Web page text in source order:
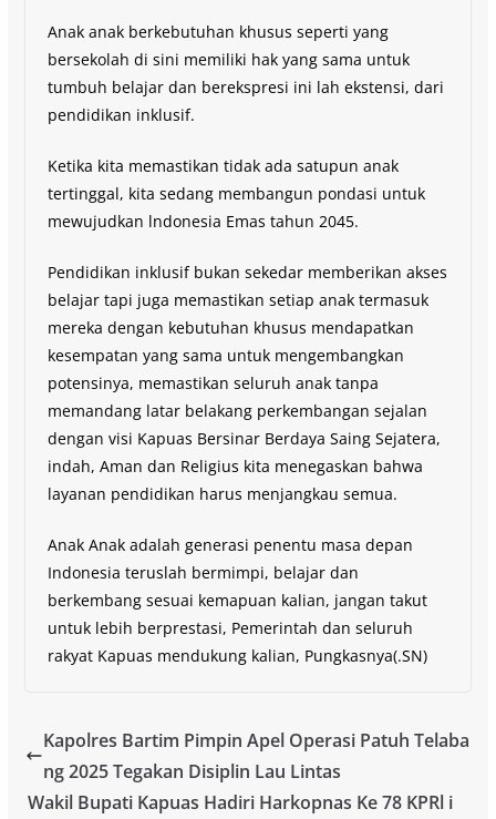
Anak anak berkebutuhan khusus seperti yang
bersekolah di sini memiliki hak yang sama untuk
tumbuh belajar dan berekspresi ini lah ekstensi, dari
pendidikan inklusif.
Ketika kita memastikan tidak ada satupun anak
tertinggal, kita sedang membangun pondasi untuk
mewujudkan lndonesia Emas tahun 2045.
Pendidikan inklusif bukan sekedar memberikan akses
belajar tapi juga memastikan setiap anak termasuk
mereka dengan kebutuhan khusus mendapatkan
kesempatan yang sama untuk mengembangkan
potensinya, memastikan seluruh anak tanpa
memandang latar belakang perkembangan sejalan
dengan visi Kapuas Bersinar Berdaya Saing Sejatera,
indah, Aman dan Religius kita menegaskan bahwa
layanan pendidikan harus menjangkau semua.
Anak Anak adalah generasi penentu masa depan
Indonesia teruslah bermimpi, belajar dan
berkembang sesuai kemapuan kalian, jangan takut
untuk lebih berprestasi, Pemerintah dan seluruh
rakyat Kapuas mendukung kalian, Pungkasnya(.SN)
Kapolres Bartim Pimpin Apel Operasi Patuh Telaba
ng 2025 Tegakan Disiplin Lau Lintas
Wakil Bupati Kapuas Hadiri Harkopnas Ke 78 KPRl i